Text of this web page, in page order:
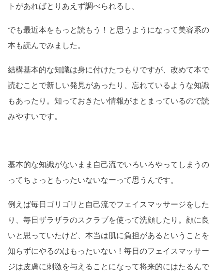
トがあればとりあえず調べられるし。
でも最近本をもっと読もう！と思うようになって美容系の
本も読んでみました。
結構基本的な知識は身に付けたつもりですが、改めて本で
読むことで新しい発見があったり、忘れているような知識
もあったり。知っておきたい情報がまとまっているので読
みやすいです。
基本的な知識がないまま自己流でいろいろやってしまうの
ってちょっともったいないなーって思うんです。
例えば毎日ゴリゴリと自己流でフェイスマッサージをした
り、毎日ザラザラのスクラブを使って洗顔したり。顔に良
いと思っていたけど、本当は肌に負担があるということを
知らずにやるのはもったいない！毎日のフェイスマッサー
ジは皮膚に刺激を与えることになって将来的にはたるんで